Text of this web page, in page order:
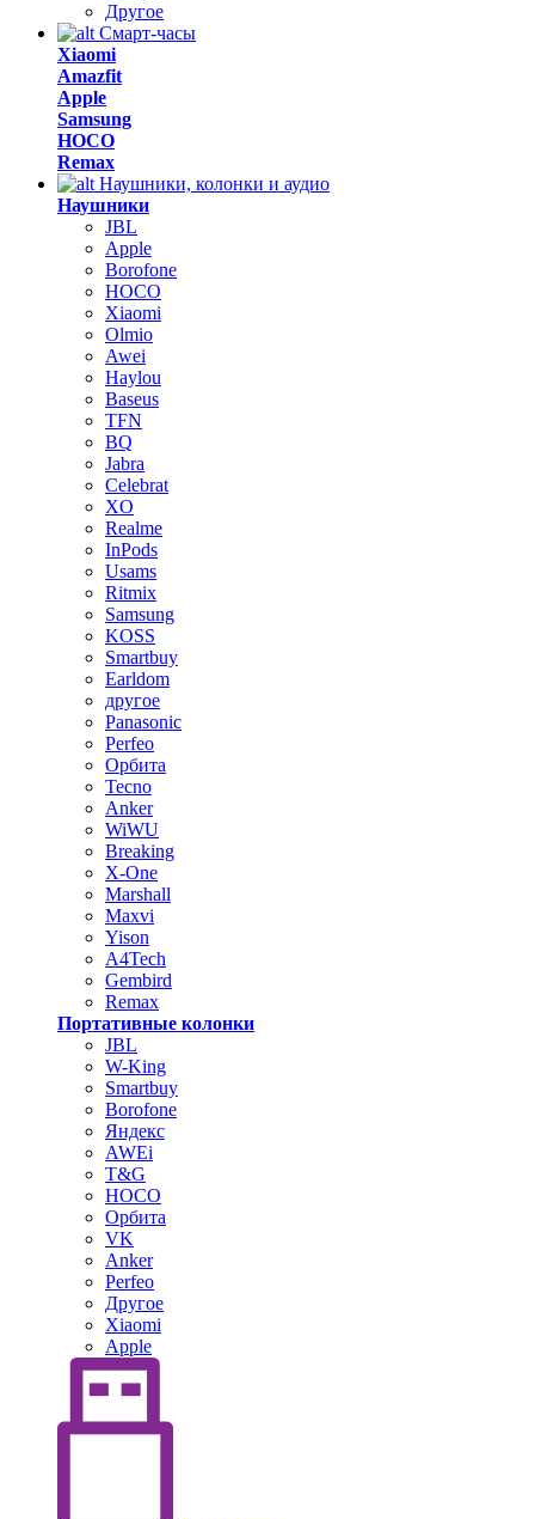
Другое
Смарт-часы
Xiaomi
Amazfit
Apple
Samsung
HOCO
Remax
Наушники, колонки и аудио
Наушники
JBL
Apple
Borofone
HOCO
Xiaomi
Olmio
Awei
Haylou
Baseus
TFN
BQ
Jabra
Celebrat
XO
Realme
InPods
Usams
Ritmix
Samsung
KOSS
Smartbuy
Earldom
другое
Panasonic
Perfeo
Орбита
Tecno
Anker
WiWU
Breaking
X-One
Marshall
Maxvi
Yison
A4Tech
Gembird
Remax
Портативные колонки
JBL
W-King
Smartbuy
Borofone
Яндекс
AWEi
T&G
HOCO
Орбита
VK
Anker
Perfeo
Другое
Xiaomi
Apple